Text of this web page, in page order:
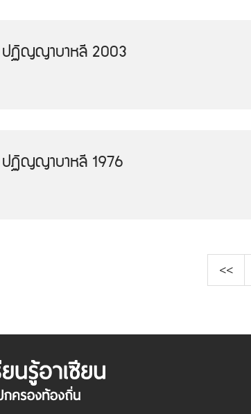
ปฏิญญาบาหลี 2003
ปฏิญญาบาหลี 1976
<<